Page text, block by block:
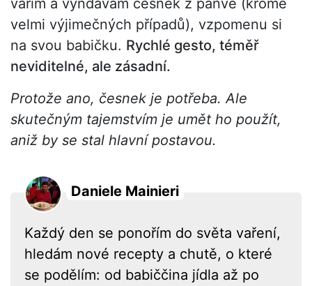
vařím a vyndávám česnek z pánve (kromě
velmi výjimečných případů), vzpomenu si
na svou babičku. Rychlé gesto, téměř
neviditelné, ale zásadní.
Protože ano, česnek je potřeba. Ale
skutečným tajemstvím je umět ho použít,
aniž by se stal hlavní postavou.
Daniele Mainieri
Každý den se ponořím do světa vaření,
hledám nové recepty a chutě, o které
se podělím: od babiččina jídla až po